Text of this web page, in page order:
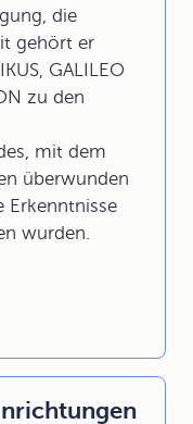
die
gehört er
GALILEO
zu den
mit dem
überwunden
Erkenntnisse
wurden.